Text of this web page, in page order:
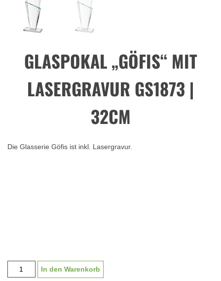
GLASPOKAL „GÖFIS“ MIT
LASERGRAVUR GS1873 |
32CM
Die Glasserie Göfis ist inkl. Lasergravur.
Glaspokal
"Göfis"
In den Warenkorb